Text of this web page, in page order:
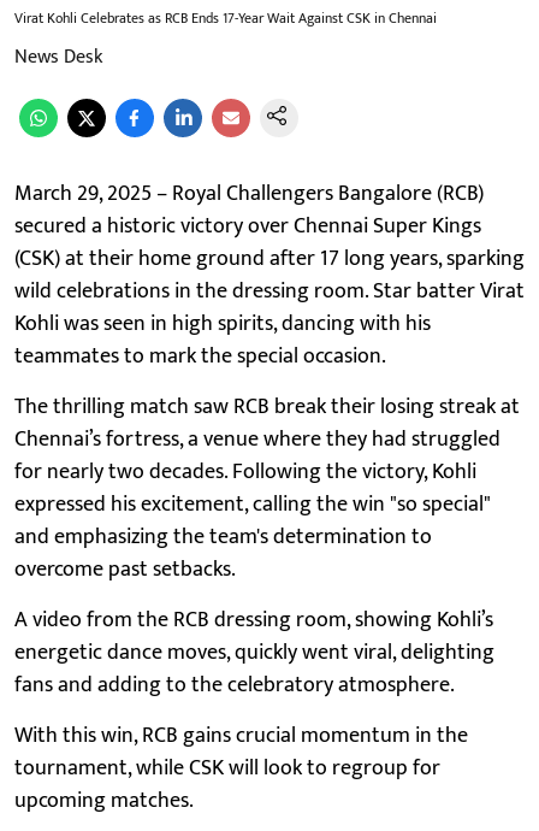
Virat Kohli Celebrates as RCB Ends 17-Year Wait Against CSK in Chennai
News Desk
March 29, 2025 – Royal Challengers Bangalore (RCB)
secured a historic victory over Chennai Super Kings
(CSK) at their home ground after 17 long years, sparking
wild celebrations in the dressing room. Star batter Virat
Kohli was seen in high spirits, dancing with his
teammates to mark the special occasion.
The thrilling match saw RCB break their losing streak at
Chennai’s fortress, a venue where they had struggled
for nearly two decades. Following the victory, Kohli
expressed his excitement, calling the win "so special"
and emphasizing the team's determination to
overcome past setbacks.
A video from the RCB dressing room, showing Kohli’s
energetic dance moves, quickly went viral, delighting
fans and adding to the celebratory atmosphere.
With this win, RCB gains crucial momentum in the
tournament, while CSK will look to regroup for
upcoming matches.